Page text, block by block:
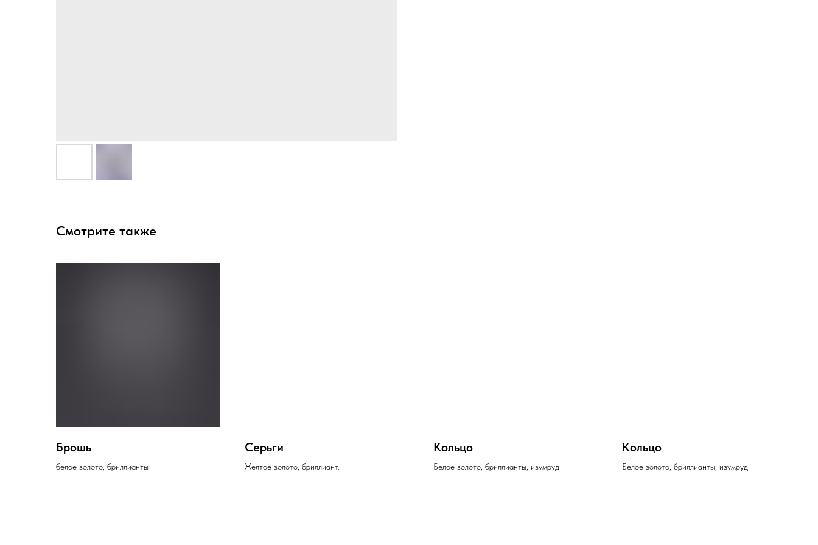
Смотрите также
Брошь
белое золото, бриллианты
Серьги
Желтое золото, бриллиант.
Кольцо
Белое золото, бриллианты, изумруд
Кольцо
Белое золото, бриллианты, изумруд